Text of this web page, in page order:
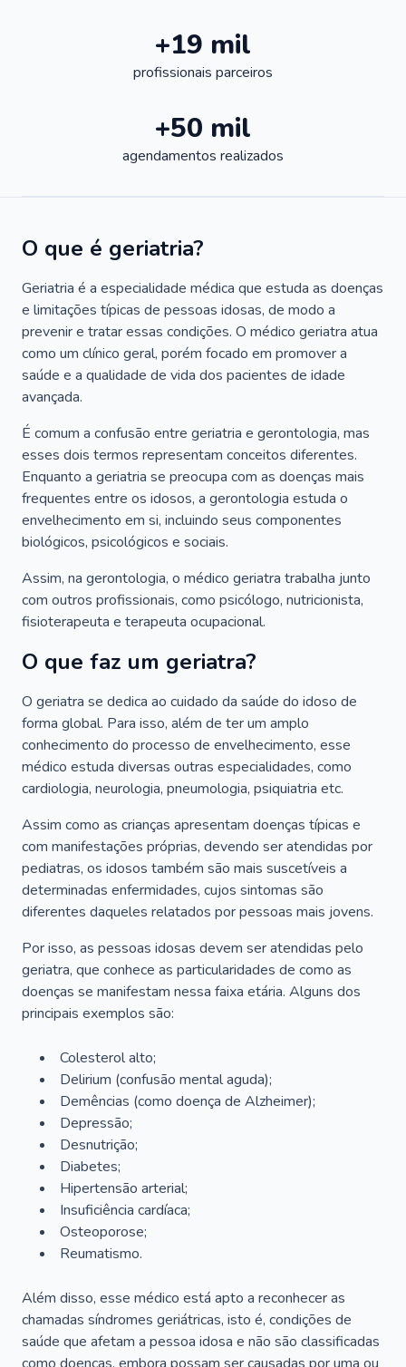
+19 mil
profissionais parceiros
+50 mil
agendamentos realizados
O que é geriatria?
Geriatria é a especialidade médica que estuda as doenças
e limitações típicas de pessoas idosas, de modo a
prevenir e tratar essas condições. O médico geriatra atua
como um clínico geral, porém focado em promover a
saúde e a qualidade de vida dos pacientes de idade
avançada.
É comum a confusão entre geriatria e gerontologia, mas
esses dois termos representam conceitos diferentes.
Enquanto a geriatria se preocupa com as doenças mais
frequentes entre os idosos, a gerontologia estuda o
envelhecimento em si, incluindo seus componentes
biológicos, psicológicos e sociais.
Assim, na gerontologia, o médico geriatra trabalha junto
com outros profissionais, como psicólogo, nutricionista,
fisioterapeuta e terapeuta ocupacional.
O que faz um geriatra?
O geriatra se dedica ao cuidado da saúde do idoso de
forma global. Para isso, além de ter um amplo
conhecimento do processo de envelhecimento, esse
médico estuda diversas outras especialidades, como
cardiologia, neurologia, pneumologia, psiquiatria etc.
Assim como as crianças apresentam doenças típicas e
com manifestações próprias, devendo ser atendidas por
pediatras, os idosos também são mais suscetíveis a
determinadas enfermidades, cujos sintomas são
diferentes daqueles relatados por pessoas mais jovens.
Por isso, as pessoas idosas devem ser atendidas pelo
geriatra, que conhece as particularidades de como as
doenças se manifestam nessa faixa etária. Alguns dos
principais exemplos são:
Colesterol alto;
Delirium (confusão mental aguda);
Demências (como doença de Alzheimer);
Depressão;
Desnutrição;
Diabetes;
Hipertensão arterial;
Insuficiência cardíaca;
Osteoporose;
Reumatismo.
Além disso, esse médico está apto a reconhecer as
chamadas síndromes geriátricas, isto é, condições de
saúde que afetam a pessoa idosa e não são classificadas